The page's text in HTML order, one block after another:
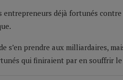
déjà fortunés
prendre aux milliardaires,
qui finiraient par en souffrir